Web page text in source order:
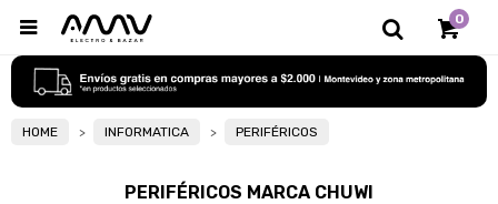
0

HOME INFORMATICA PERIFÉRICOS
PERIFÉRICOS MARCA CHUWI